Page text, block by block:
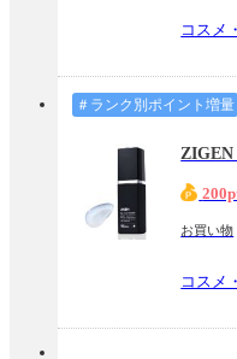
コスメ
＃ランク別ポイント増量
ZIGEN
お買い物
コスメ